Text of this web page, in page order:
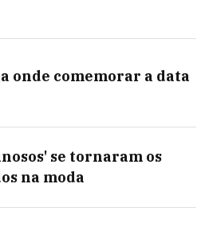
onde comemorar a data
se tornaram os
na moda